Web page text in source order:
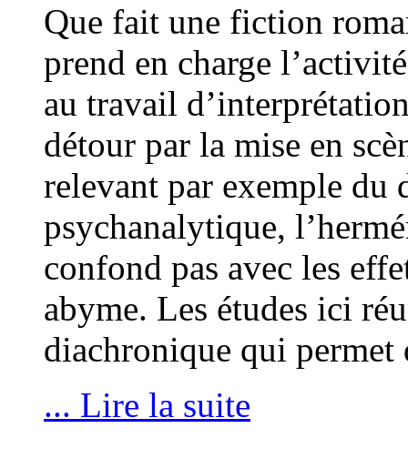
Que fait une fiction
prend en charge
au travail
détour par la mise en
relevant par exemple
psychanalytique,
confond pas avec les
abyme. Les études ici
diachronique qui
... Lire la suite